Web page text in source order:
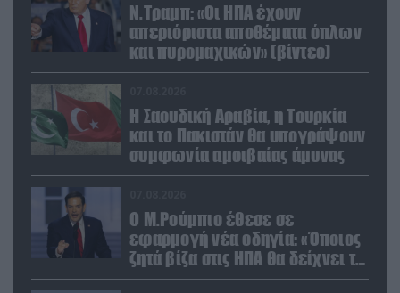
Ν.Τραμπ: «Οι ΗΠΑ έχουν
απεριόριστα αποθέματα όπλων
και πυρομαχικών» (βίντεο)
Η Σαουδική Αραβία, η Τουρκία
και το Πακιστάν θα υπογράψουν
συμφωνία αμοιβαίας άμυνας
Ο Μ.Ρούμπιο έθεσε σε
εφαρμογή νέα οδηγία: «Όποιος
ζητά βίζα στις ΗΠΑ θα δείχνει τα
social media – Τίποτα κρυφό»